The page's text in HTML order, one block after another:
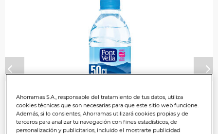
Anterior
Ahorramas S.A., responsable del tratamiento de tus datos, utiliza
cookies técnicas que son necesarias para que este sitio web funcione.
Además, si lo consientes, Ahorramas utilizará cookies propias y de
terceros para analizar tu navegación con fines estadísticos, de
personalización y publicitarios, incluido el mostrarte publicidad